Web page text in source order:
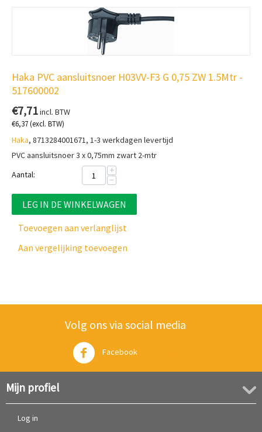
Haka PVC aansluitsnoer H03VV-F3 G 0,75 ZW 1.5Mtr -
517600002
€7,71incl. BTW
€6,37(excl. BTW)
Haka, 8713284001671, 1-3 werkdagen levertijd
PVC aansluitsnoer 3 x 0,75mm zwart 2-mtr
Aantal:
+
−
LEG IN DE WINKELWAGEN
Toevoegen aan verlanglijst
Aan vergelijking toevoegen
Volg ons via social media
Facebook
Mijn profiel
Log in